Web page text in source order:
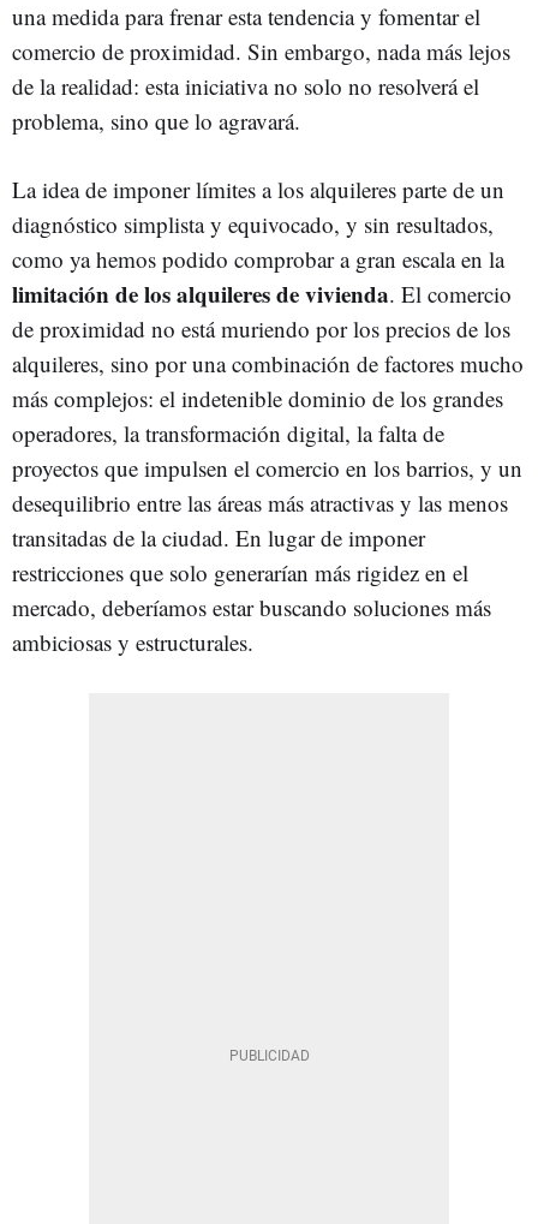
una medida para frenar esta tendencia y fomentar el
comercio de proximidad. Sin embargo, nada más lejos
de la realidad: esta iniciativa no solo no resolverá el
problema, sino que lo agravará.
La idea de imponer límites a los alquileres parte de un
diagnóstico simplista y equivocado, y sin resultados,
como ya hemos podido comprobar a gran escala en la
limitación de los alquileres de vivienda. El comercio
de proximidad no está muriendo por los precios de los
alquileres, sino por una combinación de factores mucho
más complejos: el indetenible dominio de los grandes
operadores, la transformación digital, la falta de
proyectos que impulsen el comercio en los barrios, y un
desequilibrio entre las áreas más atractivas y las menos
transitadas de la ciudad. En lugar de imponer
restricciones que solo generarían más rigidez en el
mercado, deberíamos estar buscando soluciones más
ambiciosas y estructurales.